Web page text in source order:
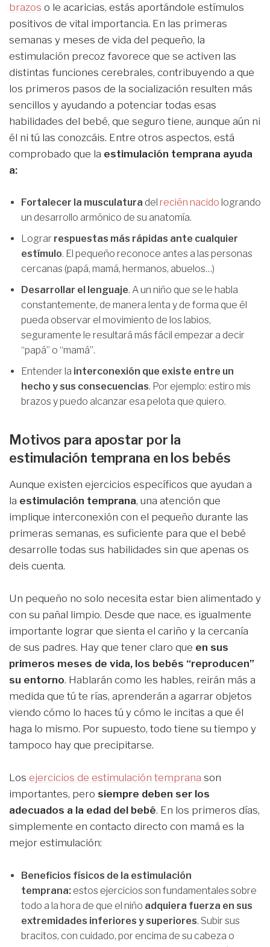
brazos o le acaricias, estás aportándole estímulos
positivos de vital importancia. En las primeras
semanas y meses de vida del pequeño, la
estimulación precoz favorece que se activen las
distintas funciones cerebrales, contribuyendo a que
los primeros pasos de la socialización resulten más
sencillos y ayudando a potenciar todas esas
habilidades del bebé, que seguro tiene, aunque aún ni
él ni tú las conozcáis. Entre otros aspectos, está
comprobado que la estimulación temprana ayuda
a:
Fortalecer la musculatura del recién nacido logrando
un desarrollo armónico de su anatomía.
Lograr respuestas más rápidas ante cualquier
estímulo. El pequeño reconoce antes a las personas
cercanas (papá, mamá, hermanos, abuelos…)
Desarrollar el lenguaje. A un niño que se le habla
constantemente, de manera lenta y de forma que él
pueda observar el movimiento de los labios,
seguramente le resultará más fácil empezar a decir
“papá” o “mamá”.
Entender la interconexión que existe entre un
hecho y sus consecuencias. Por ejemplo: estiro mis
brazos y puedo alcanzar esa pelota que quiero.
Motivos para apostar por la
estimulación temprana en los bebés
Aunque existen ejercicios específicos que ayudan a
la estimulación temprana, una atención que
implique interconexión con el pequeño durante las
primeras semanas, es suficiente para que el bebé
desarrolle todas sus habilidades sin que apenas os
deis cuenta.
Un pequeño no solo necesita estar bien alimentado y
con su pañal limpio. Desde que nace, es igualmente
importante lograr que sienta el cariño y la cercanía
de sus padres. Hay que tener claro que en sus
primeros meses de vida, los bebés “reproducen”
su entorno. Hablarán como les hables, reirán más a
medida que tú te rías, aprenderán a agarrar objetos
viendo cómo lo haces tú y cómo le incitas a que él
haga lo mismo. Por supuesto, todo tiene su tiempo y
tampoco hay que precipitarse.
Los ejercicios de estimulación temprana son
importantes, pero siempre deben ser los
adecuados a la edad del bebé. En los primeros días,
simplemente en contacto directo con mamá es la
mejor estimulación:
Beneficios físicos de la estimulación
temprana: estos ejercicios son fundamentales sobre
todo a la hora de que el niño adquiera fuerza en sus
extremidades inferiores y superiores. Subir sus
bracitos, con cuidado, por encima de su cabeza o